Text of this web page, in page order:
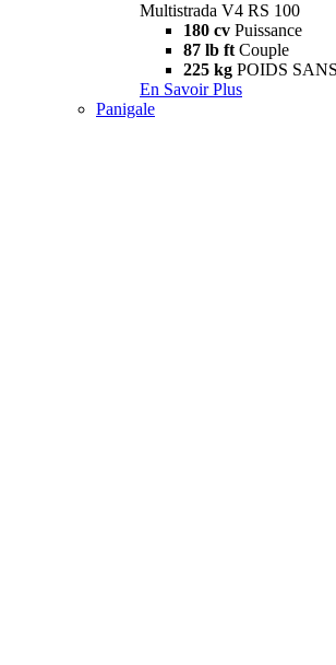
Multistrada V4 RS 100
180 cv Puissance
87 lb ft Couple
225 kg POIDS
En Savoir Plus
Panigale